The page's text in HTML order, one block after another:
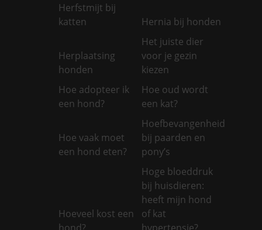
Herfstmijt bij
katten
Hernia bij honden
Herplaatsing
honden
Het juiste dier
voor je gezin
kiezen
Hoe adopteer ik
een hond?
Hoe oud wordt
een kat?
Hoe vaak moet
een hond eten?
Hoefbevangenheid
bij paarden en
pony’s
Hoeveel kost een
Hoge bloeddruk
bij huisdieren:
heeft mijn hond
of kat